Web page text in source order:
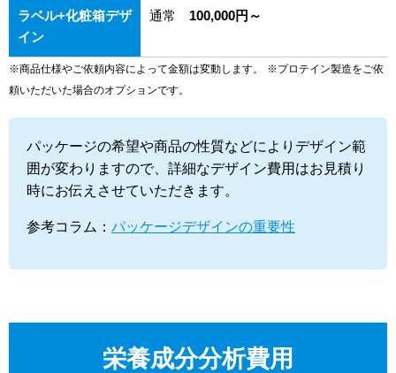
ラベル+化粧箱デザ
イン
通常 100,000円～
※商品仕様やご依頼内容によって金額は変動します。
※プロテイン製造をご依
頼いただいた場合のオプションです。
パッケージの希望や商品の性質などによりデザイン範
囲が変わりますので、詳細なデザイン費用はお見積り
時にお伝えさせていただきます。
参考コラム： パッケージデザインの重要性
栄養成分分析費用